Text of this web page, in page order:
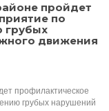
пройдет
по
грубых
движения
профилактическое
грубых нарушений